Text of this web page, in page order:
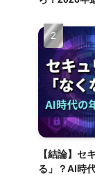
【結論】セ
る」？AI時